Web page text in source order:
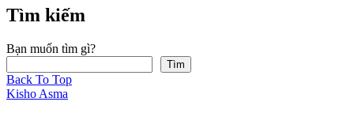
Tìm kiếm
Bạn muốn tìm gì?
Tìm
Back To Top
Kisho Asma